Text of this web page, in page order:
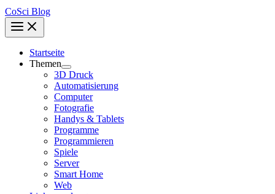
CoSci Blog
Startseite
Themen
3D Druck
Automatisierung
Computer
Fotografie
Handys & Tablets
Programme
Programmieren
Spiele
Server
Smart Home
Web